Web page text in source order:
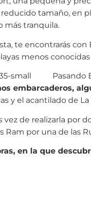
tamaño, en
más tranquila.
te encontrarás
menos
Pasando
embarcaderos,
y el acantilado de
vez de realizarla por
Ram por una de las
en la que